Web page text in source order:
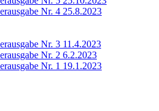
Nr. 4 25.8.2023
Nr. 3 11.4.2023
Nr. 2 6.2.2023
Nr. 1 19.1.2023